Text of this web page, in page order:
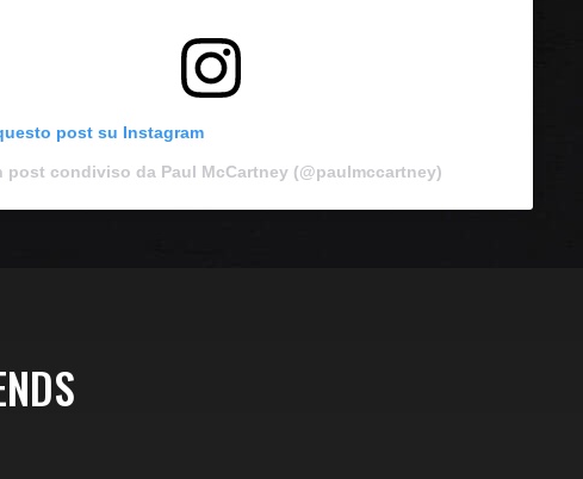
post su Instagram
post condiviso da Paul McCartney (@paulmccartney)